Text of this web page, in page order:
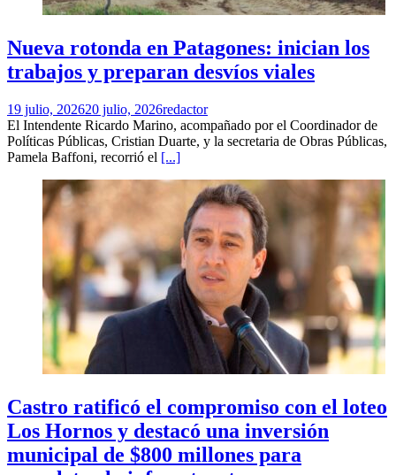
Nueva rotonda en Patagones: inician los
trabajos y preparan desvíos viales
19 julio, 202620 julio, 2026redactor
El Intendente Ricardo Marino, acompañado por el Coordinador de
Políticas Públicas, Cristian Duarte, y la secretaria de Obras Públicas,
Pamela Baffoni, recorrió el [...]
Castro ratificó el compromiso con el loteo
Los Hornos y destacó una inversión
municipal de $800 millones para